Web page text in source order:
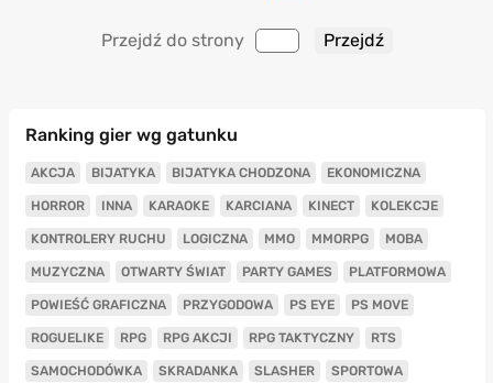
Przejdź do strony
Ranking gier wg gatunku
AKCJA BIJATYKA BIJATYKA CHODZONA EKONOMICZNA
HORROR INNA KARAOKE KARCIANA KINECT KOLEKCJE
KONTROLERY RUCHU LOGICZNA MMO MMORPG MOBA
MUZYCZNA OTWARTY ŚWIAT PARTY GAMES PLATFORMOWA
POWIEŚĆ GRAFICZNA PRZYGODOWA PS EYE PS MOVE
ROGUELIKE RPG RPG AKCJI RPG TAKTYCZNY RTS
SAMOCHODÓWKA SKRADANKA SLASHER SPORTOWA